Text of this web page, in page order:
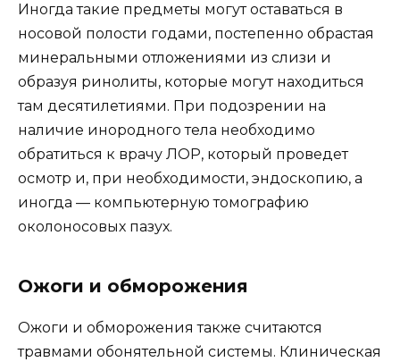
Иногда такие предметы могут оставаться в
носовой полости годами, постепенно обрастая
минеральными отложениями из слизи и
образуя ринолиты, которые могут находиться
там десятилетиями. При подозрении на
наличие инородного тела необходимо
обратиться к врачу ЛОР, который проведет
осмотр и, при необходимости, эндоскопию, а
иногда — компьютерную томографию
околоносовых пазух.
Ожоги и обморожения
Ожоги и обморожения также считаются
травмами обонятельной системы. Клиническая